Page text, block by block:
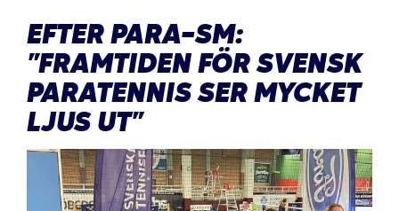
EFTER PARA-SM:
”FRAMTIDEN FÖR SVENSK
PARATENNIS SER MYCKET
LJUS UT”